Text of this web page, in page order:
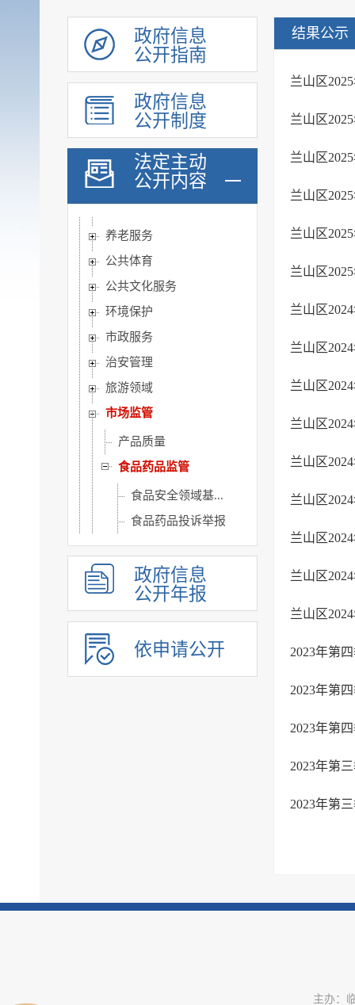
政府信息
公开指南
政府信息
公开制度
法定主动
公开内容
社会救助
社会福利
教育
基本医疗卫生
征地信息
农业预测信息
养老服务
公共体育
公共文化服务
环境保护
市政服务
治安管理
旅游领域
市场监管
产品质量
食品药品监管
食品安全领域基...
食品药品投诉举报
生产经营监督检查
食品安全抽检
药品零售经营监...
制度标准
结果公示
食品安全消费提示
政府信息
公开年报
依申请公开
结果公示
兰山区
兰山区
兰山区
兰山区
兰山区
兰山区
兰山区
兰山区
兰山区
兰山区
兰山区
兰山区
兰山区
兰山区
兰山区
2023年第
2023年第
2023年第
2023年第
2023年第
主办：